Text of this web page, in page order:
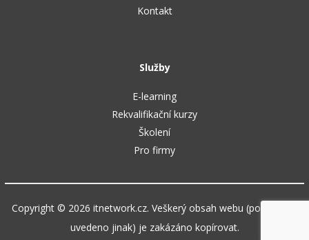
Kontakt
Služby
E-learning
Rekvalifikační kurzy
Školení
Pro firmy
Copyright © 2026 itnetwork.cz. Veškerý obsah webu (pokud není
uvedeno jinak) je zakázáno kopírovat.